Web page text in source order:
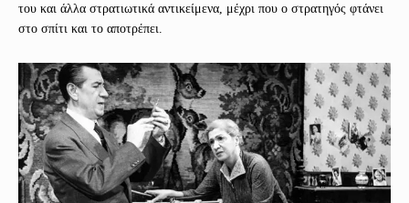
του και άλλα στρατιωτικά αντικείμενα, μέχρι που ο στρατηγός φτάνει
στο σπίτι και το αποτρέπει.